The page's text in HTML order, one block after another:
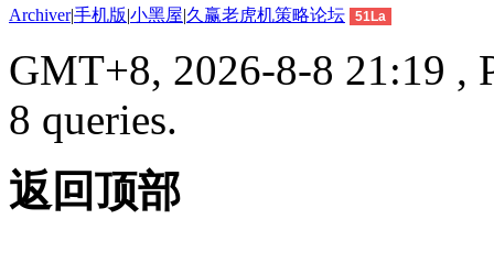
Archiver|手机版|小黑屋|久赢老虎机策略论坛 51La
GMT+8, 2026-8-8 21:19 ,
8 queries.
返回顶部